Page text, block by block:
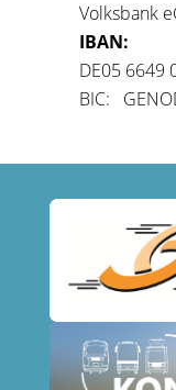
Volksbank
IBAN:
DE05 6649
BIC: